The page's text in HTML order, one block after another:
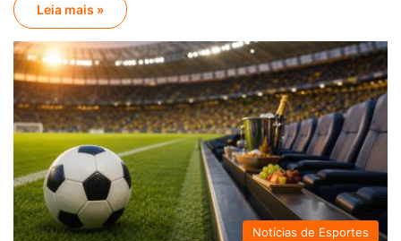
Leia mais »
Notícias de Esportes